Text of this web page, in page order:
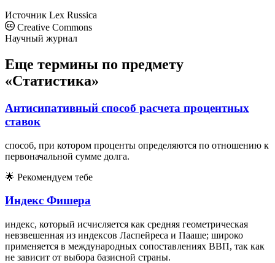
Источник Lex Russica
Creative Commons
Научный журнал
Еще термины по предмету
«Статистика»
Антисипативный способ расчета процентных
ставок
способ, при котором проценты определяются по отношению к
первоначальной сумме долга.
🌟 Рекомендуем тебе
Индекс Фишера
индекс, который исчисляется как средняя геометрическая
невзвешенная из индексов Ласпейреса и Пааше; широко
применяется в международных сопоставлениях ВВП, так как
не зависит от выбора базисной страны.